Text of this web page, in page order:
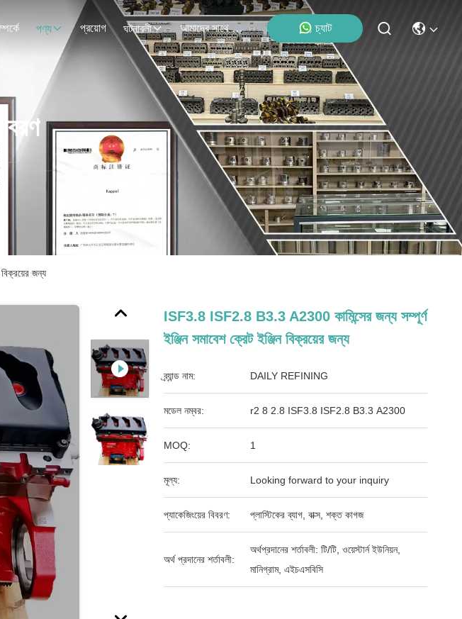
পণ্য প্রয়োগ ঘটনাবলী আমাদের সাথে যোগাযোগ চ্যাট
জন্য
ISF3.8 ISF2.8 B3.3 A2300 কামিন্সের জন্য সম্পূর্ণ
ইঞ্জিন সমাবেশ ক্রেট ইঞ্জিন বিক্রয়ের জন্য
ব্র্যান্ড নাম: DAILY REFINING
মডেল নম্বর: r2 8 2.8 ISF3.8 ISF2.8 B3.3 A2300
MOQ: 1
মূল্য: Looking forward to your inquiry
প্যাকেজিংয়ের বিবরণ: প্লাস্টিকের ব্যাগ, বাক্স, শক্ত কাগজ
অর্থ প্রদানের শর্তাবলী:
অর্থপ্রদানের শর্তাবলী: টি/টি, ওয়েস্টার্ন ইউনিয়ন,
মানিগ্রাম, এইচএসবিসি